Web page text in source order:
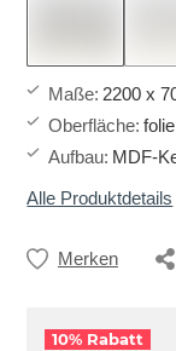
Maße: 2200 x
Oberfläche:
Aufbau: MDF-
Alle Produktdetails
Merken
10% Rabatt